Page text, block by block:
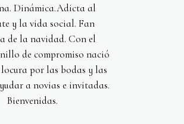
Dinámica.Adicta al
y la vida social. Fan
de la navidad. Con el
de compromiso nació
por las bodas y las
a novias e invitadas.
Bienvenidas.